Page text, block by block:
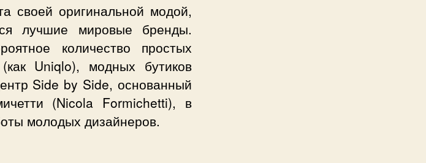
своей оригинальной модой,
лучшие мировые бренды.
количество простых
Uniqlo), модных бутиков
Side by Side, основанный
(Nicola Formichetti), в
молодых дизайнеров.